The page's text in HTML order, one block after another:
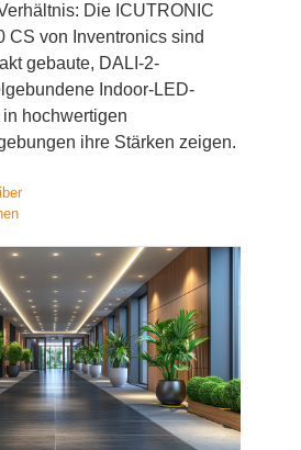
Die ICUTRONIC
CS von Inventronics sind
gebaute, DALI-2-
Indoor-LED-
hochwertigen
ihre Stärken zeigen.